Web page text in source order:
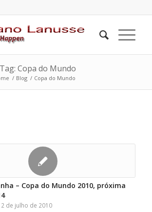
Copa do Mundo
/ Blog / Copa do Mundo
– Copa do Mundo 2010, próxima
de julho de 2010